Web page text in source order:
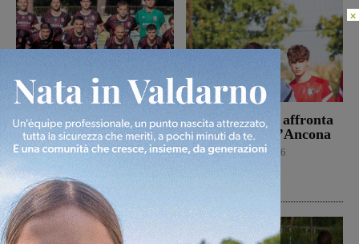
Il Terrranuova Traiana
battuto 3-1
nell’amichevole di
Grosseto
Calcio 8 Agosto 2026
Il Montevarchi affronta
in amichevole l’Ancona
Calcio 8 Agosto 2026
×